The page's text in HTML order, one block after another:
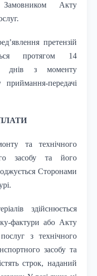
Акту
претензій
протягом 14
днів з моменту
передачі
та технічного
засобу та його
Сторонами
здійснюється
фактури або Акту
з технічного
засобу та
строк, наданий